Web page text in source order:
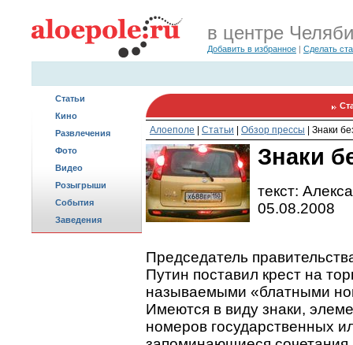
в центре
Добавить в избранное | Сделать
Статьи
Кино
Развлечения
Фото
Видео
Розыгрыши
События
Заведения
Алоеполе Статьи Обзор прессы Знаки
Знаки
текст:
05.08.2008
Председатель
Путин поставил крест на
называемыми «блатными
Имеются в виду знаки,
номеров государственных